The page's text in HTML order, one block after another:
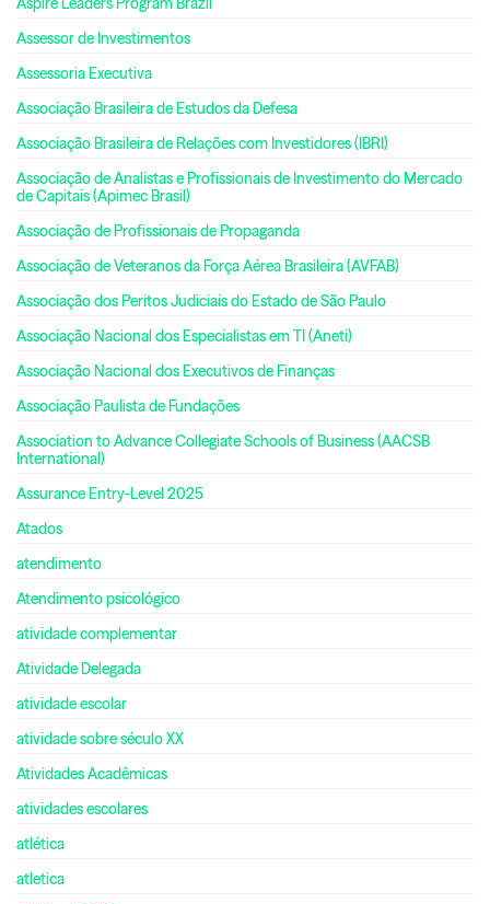
Assessor de Investimentos
Assessoria Executiva
Associação Brasileira de Estudos da Defesa
Associação Brasileira de Relações com Investidores (IBRI)
Associação de Analistas e Profissionais de Investimento do Mercado
de Capitais (Apimec Brasil)
Associação de Profissionais de Propaganda
Associação de Veteranos da Força Aérea Brasileira (AVFAB)
Associação dos Peritos Judiciais do Estado de São Paulo
Associação Nacional dos Especialistas em TI (Aneti)
Associação Nacional dos Executivos de Finanças
Associação Paulista de Fundações
Association to Advance Collegiate Schools of Business (AACSB
International)
Assurance Entry-Level 2025
Atados
atendimento
Atendimento psicológico
atividade complementar
Atividade Delegada
atividade escolar
atividade sobre século XX
Atividades Acadêmicas
atividades escolares
atlética
atletica